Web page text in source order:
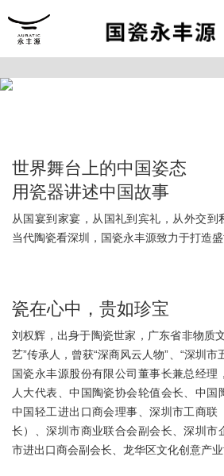
世界舞台上的中国姿态
用瓷器讲述中国故事
从国宴到家宴，从国礼到宾礼，从外交
当代陶瓷看深圳，国瓷永丰源致力于打造盛
瓷在心中，贵如珍宝
刘权辉，出身于陶瓷世家，广东省非物质
艺”传承人，曾获“深商风云人物”、“深圳市
国瓷永丰源股份有限公司董事长兼总经理
人大代表、中国陶瓷协会轮值会长、中国
中国轻工进出口商会理事、深圳市工商联
长）、深圳市商业联合会副会长、深圳市
市进出口商会副会长、龙华区文化创意产业